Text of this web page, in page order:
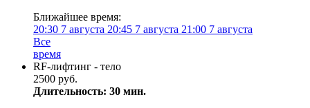
Ближайшее время:
20:30 7 августа 20:45 7 августа 21:00 7 августа
Все
время
RF-лифтинг - тело
2500 руб.
Длительность: 30 мин.